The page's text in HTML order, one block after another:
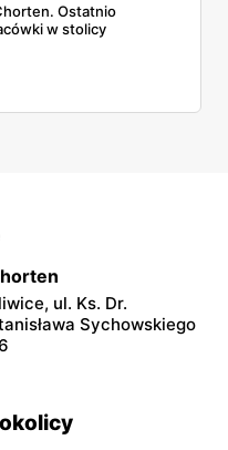
Ostatnio
w stolicy
ul. Ks. Dr.
Sychowskiego